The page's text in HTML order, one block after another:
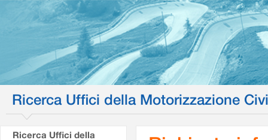
Ricerca Uffici della Motorizzazione
Ricerca Uffici della